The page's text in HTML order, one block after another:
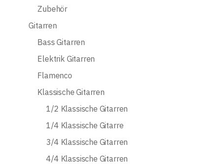
Zubehör
Gitarren
Bass Gitarren
Elektrik Gitarren
Flamenco
Klassische Gitarren
1/2 Klassische Gitarren
1/4 Klassische Gitarre
3/4 Klassische Gitarren
4/4 Klassische Gitarren